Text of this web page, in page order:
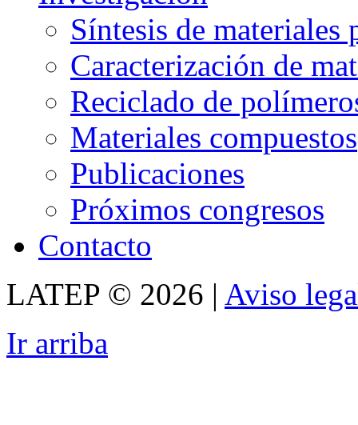
Síntesis de materiales
Caracterización de
Reciclado de
Materiales compuestos
Publicaciones
Próximos congresos
Contacto
LATEP © 2026 | Aviso
Ir arriba